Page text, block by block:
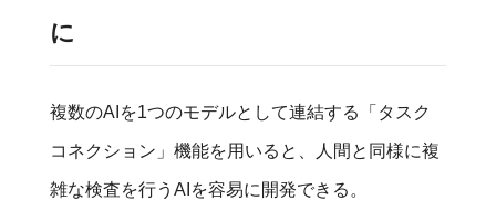
に
複数のAIを1つのモデルとして連結する「タスク
コネクション」機能を用いると、人間と同様に複
雑な検査を行うAIを容易に開発できる。